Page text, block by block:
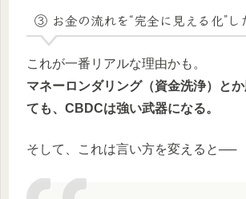
③ お金の流れを“完全に見える化”し
これが一番リアルな理由かも。
マネーロンダリング（資金洗浄）と
ても、CBDCは強い武器になる。
そして、これは言い方を変えると──